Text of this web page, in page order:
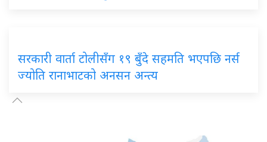
सरकारी वार्ता टोलीसँग १९ बुँदे सहमति भएपछि नर्स
ज्योति रानाभाटको अनसन अन्त्य